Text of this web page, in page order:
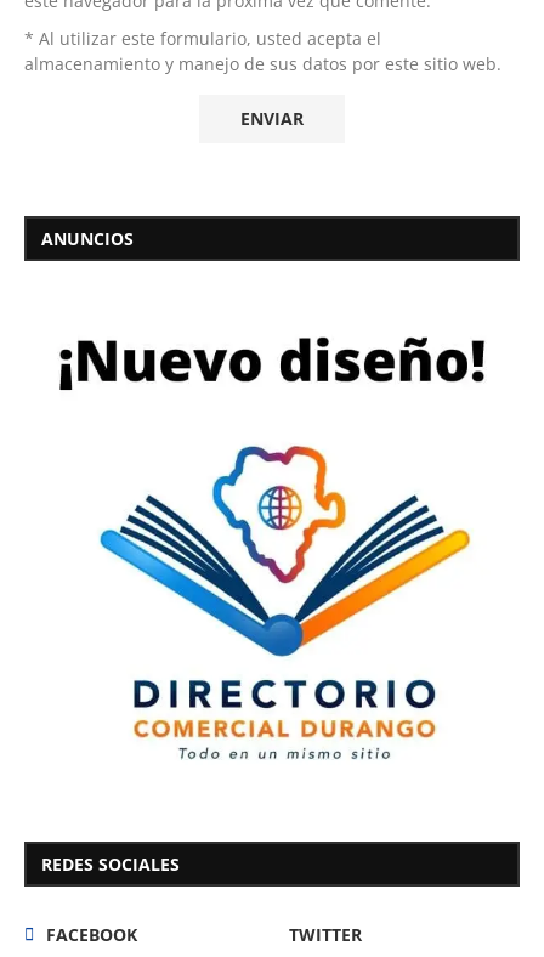
* Al utilizar este formulario, usted acepta el
almacenamiento y manejo de sus datos por este sitio web.
ANUNCIOS
REDES SOCIALES
FACEBOOK
TWITTER